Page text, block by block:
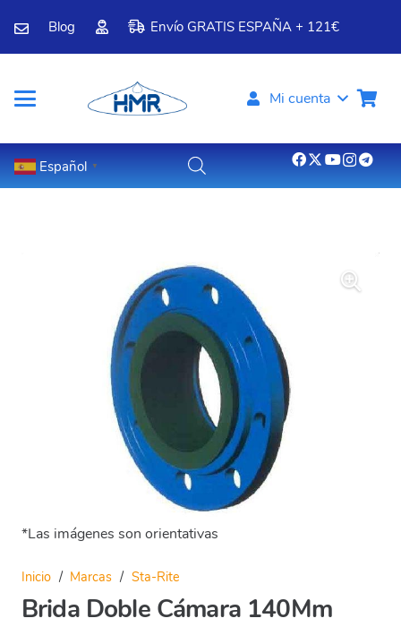
Blog Envío GRATIS ESPAÑA + 121€
Mi cuenta
Español ▼
*Las imágenes son orientativas
Inicio / Marcas / Sta-Rite
Brida Doble Cámara 140Mm